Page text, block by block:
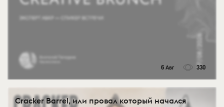
6 Авг 330
Cracker Barrel, или провал который начался